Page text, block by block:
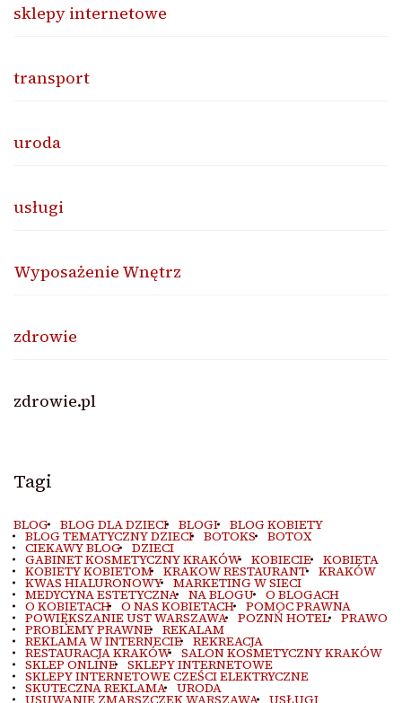
sklepy internetowe
transport
uroda
usługi
Wyposażenie Wnętrz
zdrowie
zdrowie.pl
Tagi
BLOG BLOG DLA DZIECI BLOGI BLOG KOBIETY
BLOG TEMATYCZNY DZIECI BOTOKS BOTOX
CIEKAWY BLOG DZIECI
GABINET KOSMETYCZNY KRAKÓW KOBIECIE KOBIETA
KOBIETY KOBIETOM KRAKOW RESTAURANT KRAKÓW
KWAS HIALURONOWY MARKETING W SIECI
MEDYCYNA ESTETYCZNA NA BLOGU O BLOGACH
O KOBIETACH O NAS KOBIETACH POMOC PRAWNA
POWIĘKSZANIE UST WARSZAWA POZNŃ HOTEL PRAWO
PROBLEMY PRAWNE REKALAM
REKLAMA W INTERNECIE REKREACJA
RESTAURACJA KRAKÓW SALON KOSMETYCZNY KRAKÓW
SKLEP ONLINE SKLEPY INTERNETOWE
SKLEPY INTERNETOWE CZEŚCI ELEKTRYCZNE
SKUTECZNA REKLAMA URODA
USUWANIE ZMARSZCZEK WARSZAWA USŁUGI